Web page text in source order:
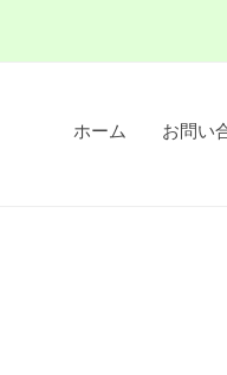
ホーム お問い